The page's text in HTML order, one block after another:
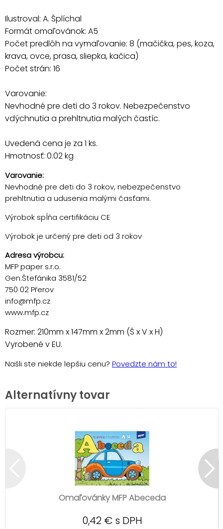
Ilustroval: A. Šplíchal
Formát omaľovánok: A5
Počet predlôh na vymaľovanie: 8 (mačička, pes, koza,
krava, ovce, prasa, sliepka, kačica)
Počet strán: 16
Varovanie:
Nevhodné pre deti do 3 rokov. Nebezpečenstvo
vdýchnutia a prehltnutia malých častíc.
Uvedená cena je za 1 ks.
Hmotnosť: 0.02 kg
Varovanie:
Nevhodné pre deti do 3 rokov, nebezpečenstvo
prehltnutia a udusenia malými časťami.
Výrobok spĺňa certifikáciu CE
Výrobok je určený pre deti od 3 rokov
Adresa výrobcu:
MFP paper s.r.o.
Gen.Štefánika 3581/52
750 02 Přerov
info@mfp.cz
www.mfp.cz
Rozmer: 210mm x 147mm x 2mm (Š x V x H)
Vyrobené v EU.
Našli ste niekde lepšiu cenu? Povedzte nám to!
Alternatívny tovar
Omaľovánky MFP Abeceda
0,42 € s DPH